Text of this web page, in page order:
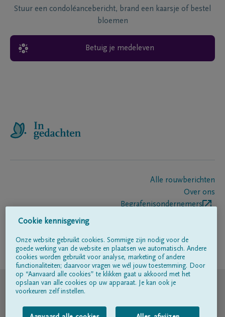
Stuur een condoléancebericht, brand een kaarsje of bestel
bloemen
Betuig je medeleven
Alle rouwberichten
Over ons
Begrafenisondernemers
Volg ons op
© DELA
Gebruiksvoorwaarden
Cookie kennisgeving
Onze website gebruikt cookies. Sommige zijn nodig voor de
goede werking van de website en plaatsen we automatisch. Andere
cookies worden gebruikt voor analyse, marketing of andere
functionaliteiten; daarvoor vragen we wél jouw toestemming. Door
op “Aanvaard alle cookies” te klikken gaat u akkoord met het
opslaan van alle cookies op uw apparaat. Je kan ook je
voorkeuren zelf instellen.